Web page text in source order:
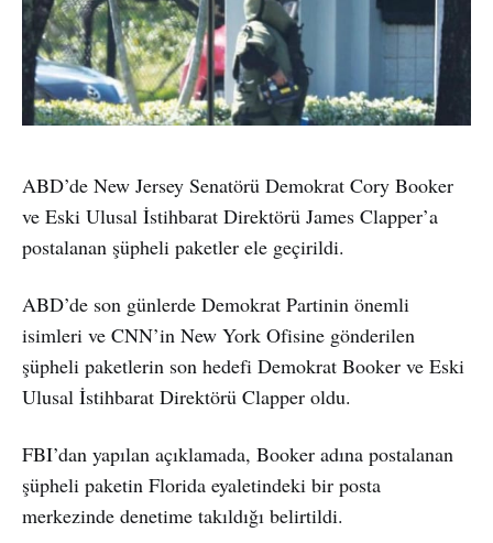
ABD’de New Jersey Senatörü Demokrat Cory Booker
ve Eski Ulusal İstihbarat Direktörü James Clapper’a
postalanan şüpheli paketler ele geçirildi.
ABD’de son günlerde Demokrat Partinin önemli
isimleri ve CNN’in New York Ofisine gönderilen
şüpheli paketlerin son hedefi Demokrat Booker ve Eski
Ulusal İstihbarat Direktörü Clapper oldu.
FBI’dan yapılan açıklamada, Booker adına postalanan
şüpheli paketin Florida eyaletindeki bir posta
merkezinde denetime takıldığı belirtildi.